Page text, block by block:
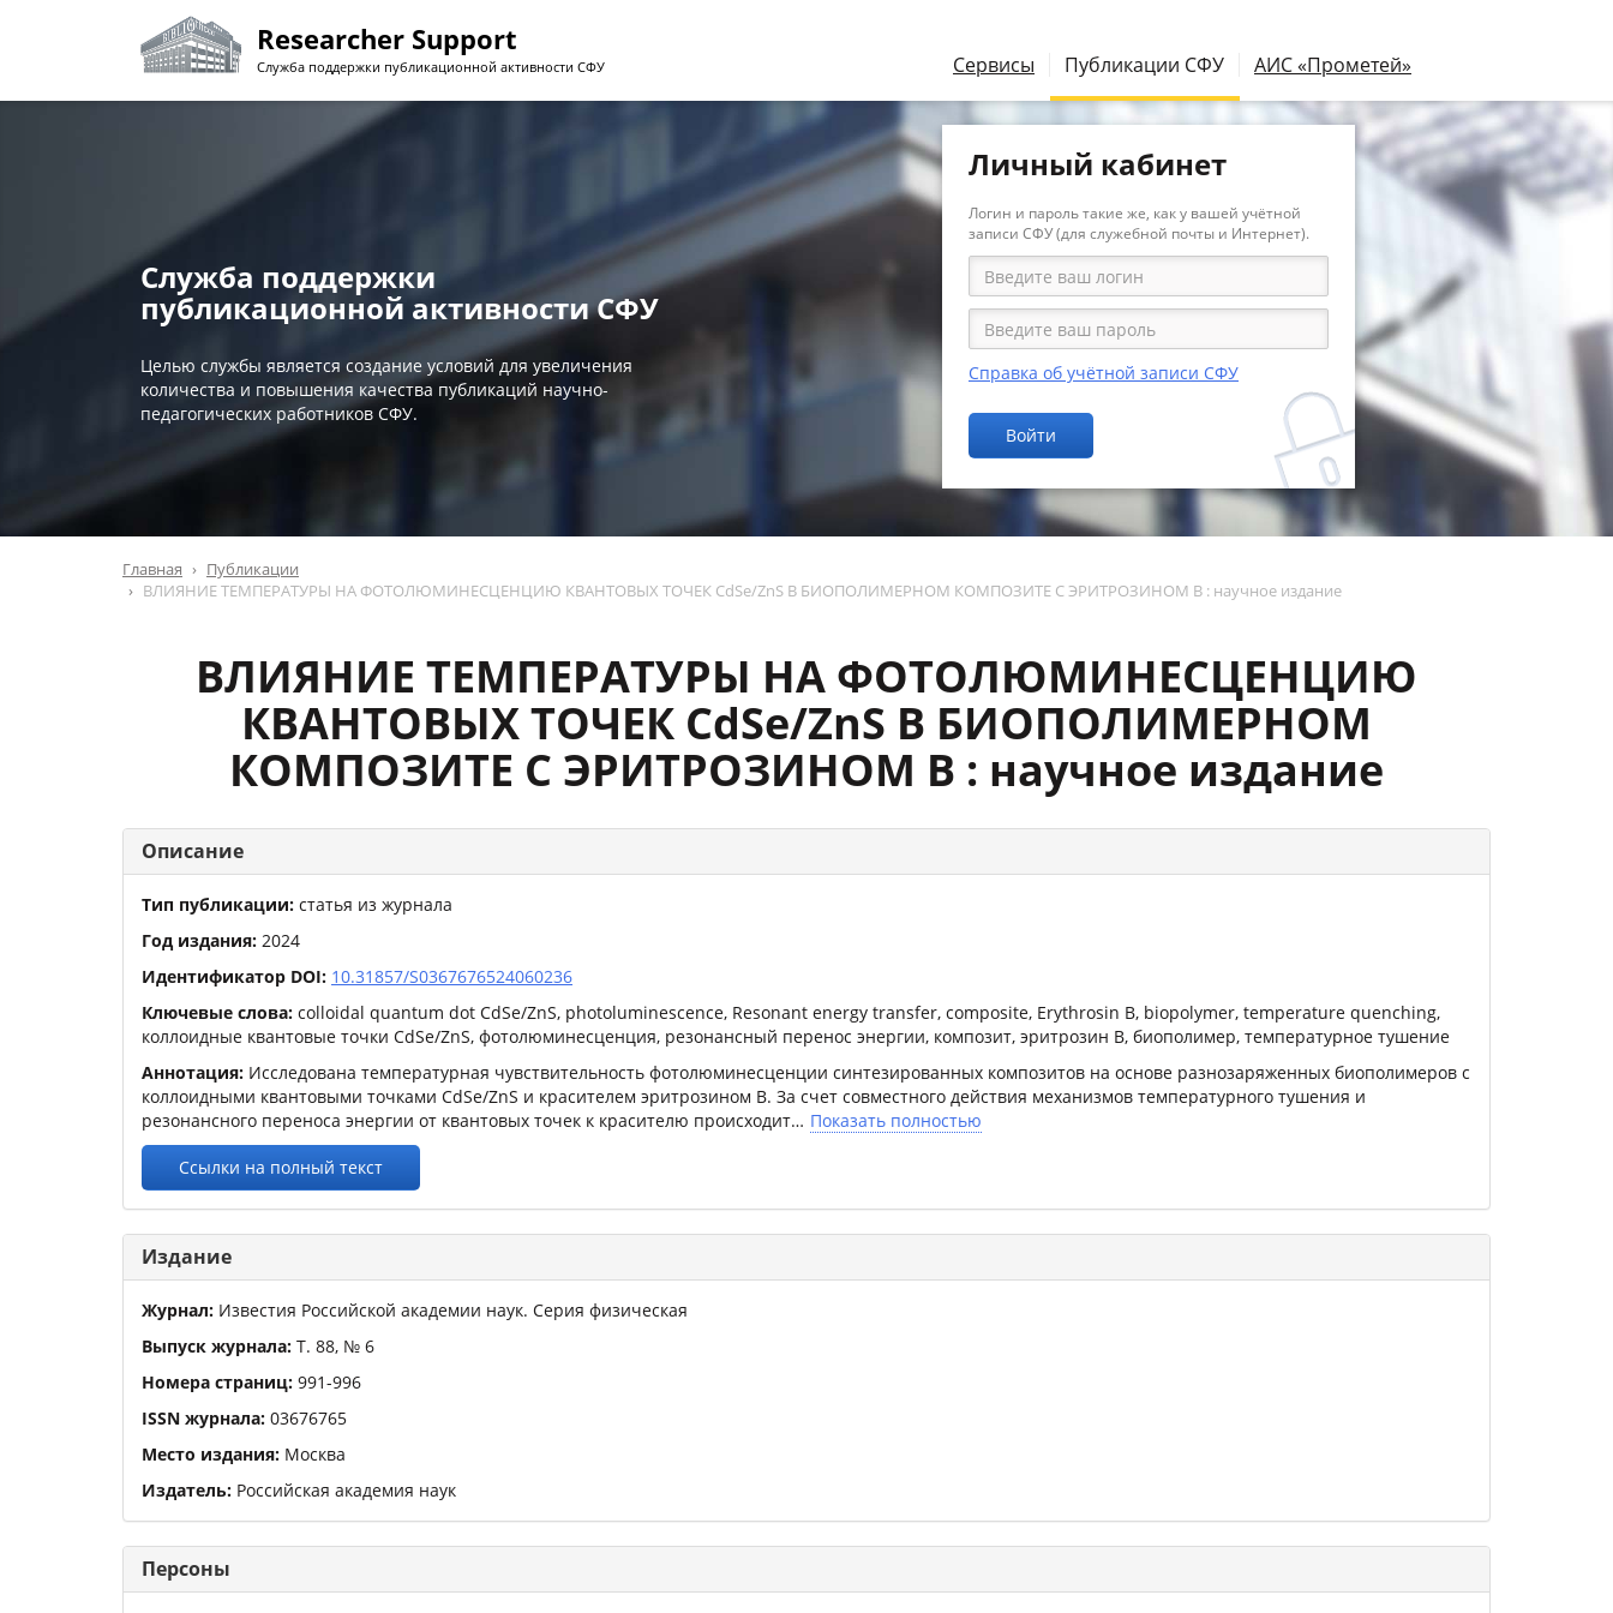
Researcher Support
Служба поддержки публикационной активности СФУ Сервисы Публикации СФУ АИС «Прометей»
Служба поддержки
публикационной активности СФУ
Целью службы является создание условий для увеличения
количества и повышения качества публикаций научно-
педагогических работников СФУ.
Личный кабинет
Логин и пароль такие же, как у вашей учётной
записи СФУ (для служебной почты и Интернет).
Справка об учётной записи СФУ
Войти
Главная
Публикации
ВЛИЯНИЕ ТЕМПЕРАТУРЫ НА ФОТОЛЮМИНЕСЦЕНЦИЮ КВАНТОВЫХ ТОЧЕК CdSe/ZnS В БИОПОЛИМЕРНОМ КОМПОЗИТЕ С ЭРИТРОЗИНОМ В : научное издание
ВЛИЯНИЕ ТЕМПЕРАТУРЫ НА ФОТОЛЮМИНЕСЦЕНЦИЮ
КВАНТОВЫХ ТОЧЕК CdSe/ZnS В БИОПОЛИМЕРНОМ
КОМПОЗИТЕ С ЭРИТРОЗИНОМ В : научное издание
Описание
Тип публикации: статья из журнала
Год издания: 2024
Идентификатор DOI: 10.31857/S0367676524060236
Ключевые слова: colloidal quantum dot CdSe/ZnS, photoluminescence, Resonant energy transfer, composite, Erythrosin B, biopolymer, temperature quenching,
коллоидные квантовые точки CdSe/ZnS, фотолюминесценция, резонансный перенос энергии, композит, эритрозин B, биополимер, температурное тушение
Аннотация: Исследована температурная чувствительность фотолюминесценции синтезированных композитов на основе разнозаряженных биополимеров с
коллоидными квантовыми точками CdSe/ZnS и красителем эритрозином B. За счет совместного действия механизмов температурного тушения и
резонансного переноса энергии от квантовых точек к красителю происходит
Показать полностью
Ссылки на полный текст
Издание
Журнал: Известия Российской академии наук. Серия физическая
Выпуск журнала: Т. 88, № 6
Номера страниц: 991-996
ISSN журнала: 03676765
Место издания: Москва
Издатель: Российская академия наук
Персоны